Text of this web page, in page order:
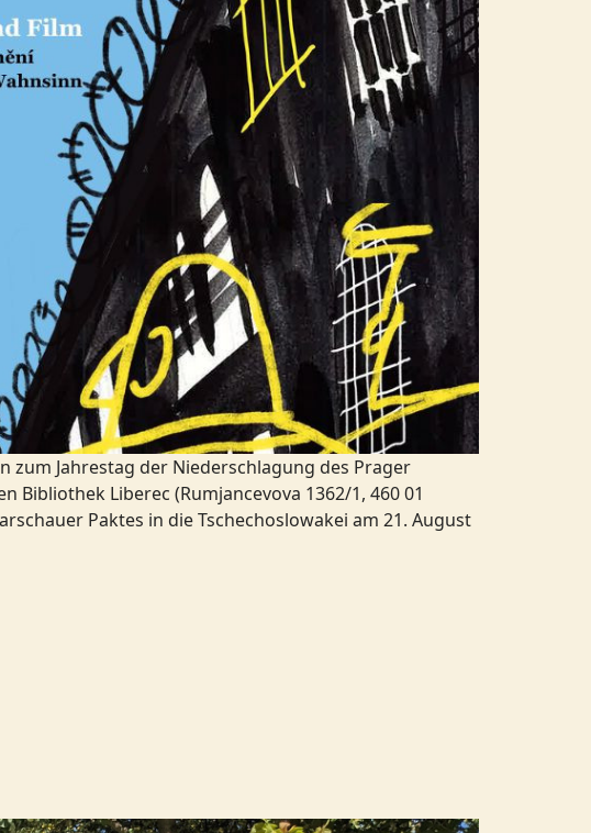
zum Jahrestag der Niederschlagung des Prager
Bibliothek Liberec (Rumjancevova 1362/1, 460 01
Paktes in die Tschechoslowakei am 21. August